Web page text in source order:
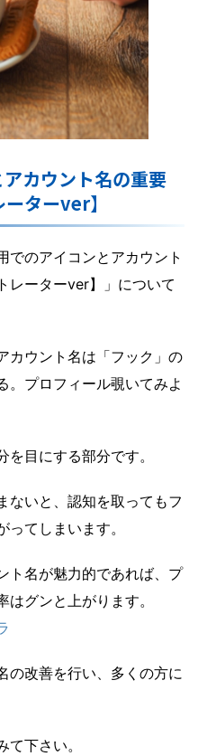
カウント名の重要
ターver】
でのアイコンとアカウント
レーターver】」について
カウント名は「フック」の
。プロフィール覗いてみよ
目にする部分です。
ないと、認知を取ってもフ
てしまいます。
ト名が魅力的であれば、プ
グンと上がります。
の改善を行い、多くの方に
下さい。